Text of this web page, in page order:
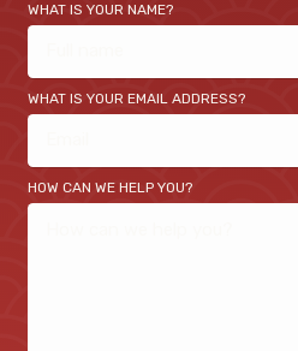
WHAT IS YOUR NAME?
WHAT IS YOUR EMAIL ADDRESS?
HOW CAN WE HELP YOU?